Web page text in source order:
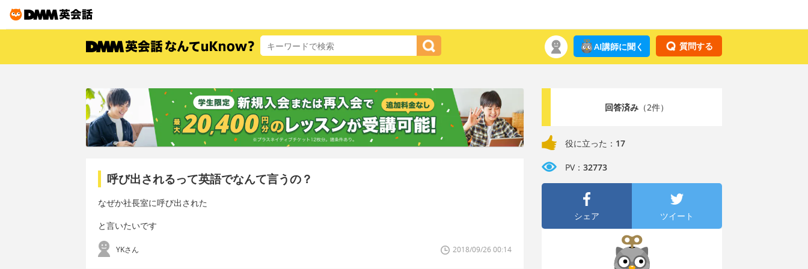
質問する
AI講師に聞く
呼び出されるって英語でなんて言うの？
なぜか社長室に呼び出された
と言いたいです
YKさん 2018/09/26 00:14
回答済み（2件）
役に立った： 17
PV： 32773
シェア ツイート